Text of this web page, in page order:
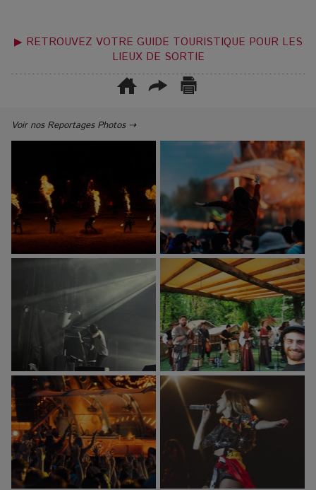
▶ RETROUVEZ VOTRE GUIDE TOURISTIQUE POUR LES
LIEUX DE SORTIE
Voir nos Reportages Photos ⇢